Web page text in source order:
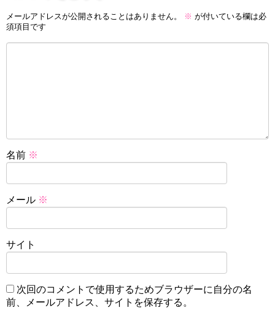
メールアドレスが公開されることはありません。 ※ が付いている欄は必
須項目です
名前 ※
メール ※
サイト
次回のコメントで使用するためブラウザーに自分の名
前、メールアドレス、サイトを保存する。